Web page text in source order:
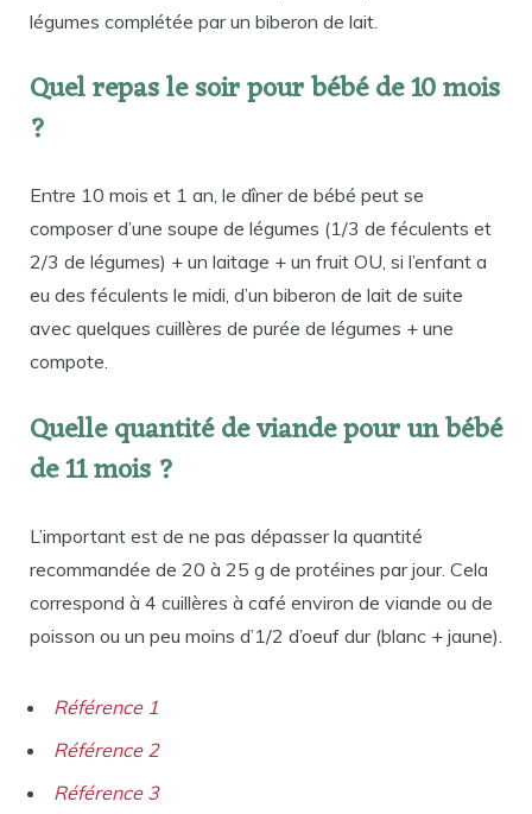
légumes complétée par un biberon de lait.
Quel repas le soir pour bébé de 10 mois
?
Entre 10 mois et 1 an, le dîner de bébé peut se
composer d’une soupe de légumes (1/3 de féculents et
2/3 de légumes) + un laitage + un fruit OU, si l’enfant a
eu des féculents le midi, d’un biberon de lait de suite
avec quelques cuillères de purée de légumes + une
compote.
Quelle quantité de viande pour un bébé
de 11 mois ?
L’important est de ne pas dépasser la quantité
recommandée de 20 à 25 g de protéines par jour. Cela
correspond à 4 cuillères à café environ de viande ou de
poisson ou un peu moins d’1/2 d’oeuf dur (blanc + jaune).
Référence 1
Référence 2
Référence 3